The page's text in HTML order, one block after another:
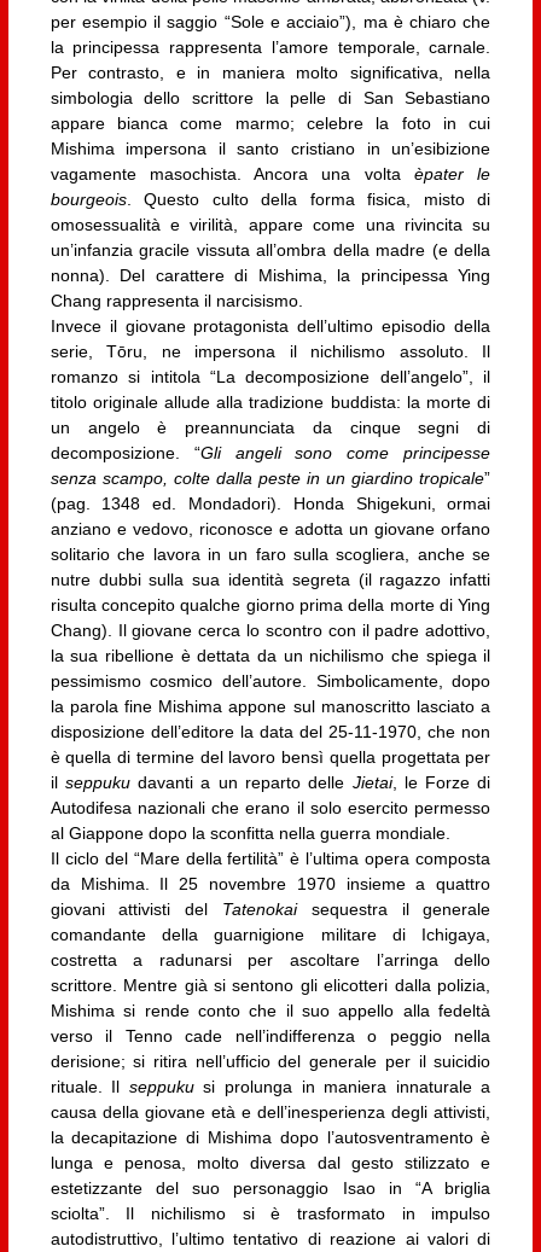
per esempio il saggio “Sole e acciaio”), ma è chiaro che
la principessa rappresenta l’amore temporale, carnale.
Per contrasto, e in maniera molto significativa, nella
simbologia dello scrittore la pelle di San Sebastiano
appare bianca come marmo; celebre la foto in cui
Mishima impersona il santo cristiano in un’esibizione
vagamente masochista. Ancora una voltaèpater le
bourgeois. Questo culto della forma fisica, misto di
omosessualità e virilità, appare come una rivincita su
un’infanzia gracile vissuta all’ombra della madre (e della
nonna). Del carattere di Mishima, la principessa Ying
Chang rappresenta il narcisismo.
Invece il giovane protagonista dell’ultimo episodio della
serie, Tōru, ne impersona il nichilismo assoluto. Il
romanzo si intitola “La decomposizione dell’angelo”, il
titolo originale allude alla tradizione buddista: la morte di
un angelo è preannunciata da cinque segni di
decomposizione. “Gli angeli sono come principesse
senza scampo, colte dalla peste in un giardino tropicale”
(pag. 1348 ed. Mondadori). Honda Shigekuni, ormai
anziano e vedovo, riconosce e adotta un giovane orfano
solitario che lavora in un faro sulla scogliera, anche se
nutre dubbi sulla sua identità segreta (il ragazzo infatti
risulta concepito qualche giorno prima della morte di Ying
Chang). Il giovane cerca lo scontro con il padre adottivo,
la sua ribellione è dettata da un nichilismo che spiega il
pessimismo cosmico dell’autore. Simbolicamente, dopo
la parola fine Mishima appone sul manoscritto lasciato a
disposizione dell’editore la data del 25-11-1970, che non
è quella di termine del lavoro bensì quella progettata per
il seppukudavanti a un reparto delle Jietai, le Forze di
Autodifesa nazionali che erano il solo esercito permesso
al Giappone dopo la sconfitta nella guerra mondiale.
Il ciclo del “Mare della fertilità” è l’ultima opera composta
da Mishima. Il 25 novembre 1970 insieme a quattro
giovani attivisti del Tatenokaisequestra il generale
comandante della guarnigione militare di Ichigaya,
costretta a radunarsi per ascoltare l’arringa dello
scrittore. Mentre già si sentono gli elicotteri dalla polizia,
Mishima si rende conto che il suo appello alla fedeltà
verso il Tenno cade nell’indifferenza o peggio nella
derisione; si ritira nell’ufficio del generale per il suicidio
rituale. Il seppukusi prolunga in maniera innaturale a
causa della giovane età e dell’inesperienza degli attivisti,
la decapitazione di Mishima dopo l’autosventramento è
lunga e penosa, molto diversa dal gesto stilizzato e
estetizzante del suo personaggio Isao in “A briglia
sciolta”. Il nichilismo si è trasformato in impulso
autodistruttivo, l’ultimo tentativo di reazione ai valori di